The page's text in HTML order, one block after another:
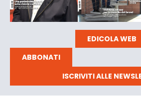
EDICOLA WEB
ABBONATI
ISCRIVITI ALLE